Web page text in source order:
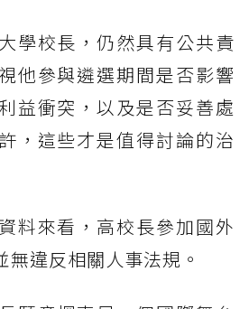
學校長，仍然具有公共責
他參與遴選期間是否影響
益衝突，以及是否妥善處
，這些才是值得討論的治
料來看，高校長參加國外
無違反相關人事法規。